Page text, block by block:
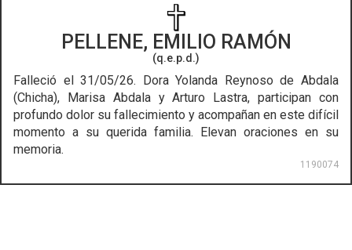
PELLENE, EMILIO RAMÓN
(q.e.p.d.)
Falleció el 31/05/26. Dora Yolanda Reynoso de Abdala
(Chicha), Marisa Abdala y Arturo Lastra, participan con
profundo dolor su fallecimiento y acompañan en este difícil
momento a su querida familia. Elevan oraciones en su
memoria.
1190074